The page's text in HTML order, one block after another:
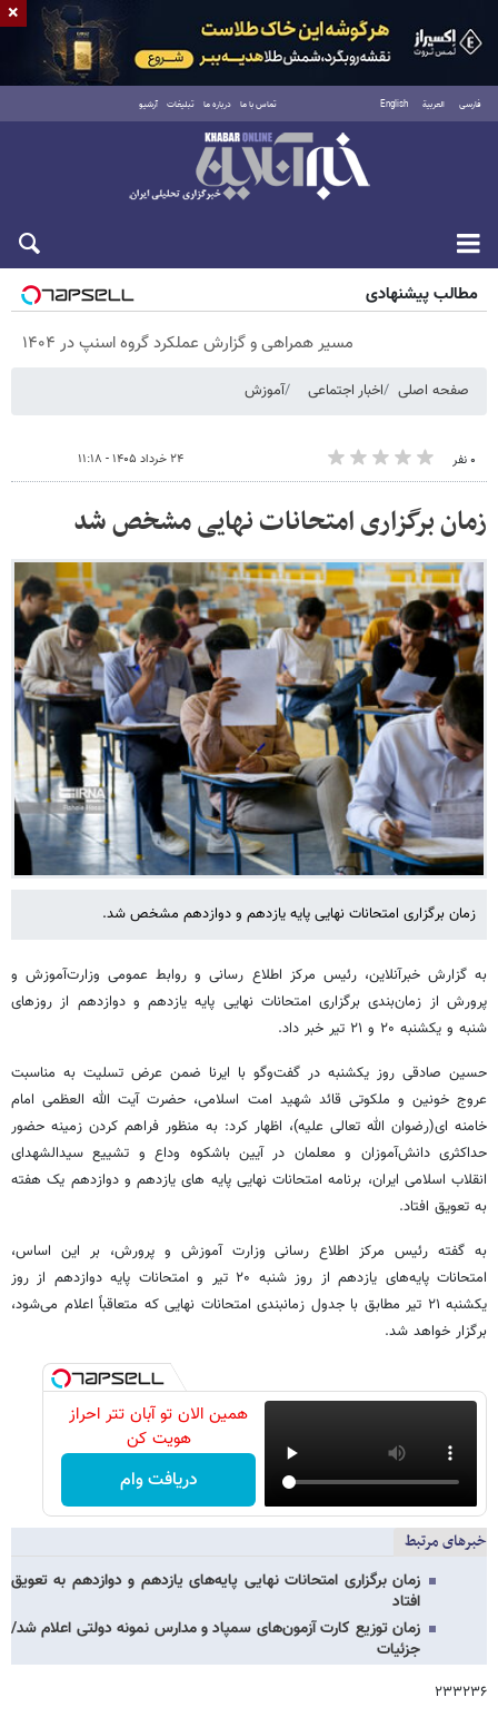
فارسی العربية English تماس با ما درباره ما تبلیغات آرشیو
پنجشنبه ۱۵ مرداد ۱۴۰۵
مطالب پیشنهادی
مسیر همراهی و گزارش عملکرد گروه اسنپ در ۱۴۰۴
صفحه اصلی اخبار اجتماعی آموزش
۰ نفر ۲۴ خرداد ۱۴۰۵ - ۱۱:۱۸
زمان برگزاری امتحانات نهایی مشخص شد
زمان‌ برگزاری امتحانات نهایی پایه یازدهم و دوازدهم مشخص شد.
به گزارش خبرآنلاین، رئیس مرکز اطلاع رسانی و روابط عمومی وزارت‌آموزش و
پرورش از زمان‌بندی برگزاری امتحانات نهایی پایه یازدهم و دوازدهم از روزهای
شنبه و یکشنبه ۲۰ و ۲۱ تیر خبر داد.
حسین صادقی روز یکشنبه در گفت‌وگو با ایرنا ضمن عرض تسلیت به مناسبت
عروج خونین و ملکوتی قائد شهید امت اسلامی، حضرت آیت الله العظمی امام
خامنه ای(رضوان الله تعالی علیه)، اظهار کرد: به منظور فراهم کردن زمینه حضور
حداکثری دانش‌آموزان و معلمان در آیین باشکوه وداع و تشییع سیدالشهدای
انقلاب اسلامی ایران، برنامه امتحانات نهایی پایه های یازدهم و دوازدهم یک هفته
به تعویق افتاد.
به گفته رئیس مرکز اطلاع رسانی وزارت آموزش و پرورش، بر این اساس،
امتحانات پایه‌های یازدهم از روز شنبه ۲۰ تیر و امتحانات پایه دوازدهم از روز
یکشنبه ۲۱ تیر مطابق با جدول زمانبندی امتحانات نهایی که متعاقباً اعلام می‌شود،
برگزار خواهد شد.
همین الان تو آبان تتر احراز
هویت کن
دریافت وام
خبرهای مرتبط
زمان برگزاری امتحانات نهایی پایه‌های یازدهم و دوازدهم به تعویق
افتاد
زمان توزیع کارت آزمون‌های سمپاد و مدارس نمونه دولتی اعلام شد/
جزئیات
۲۳۳۲۳۶
×